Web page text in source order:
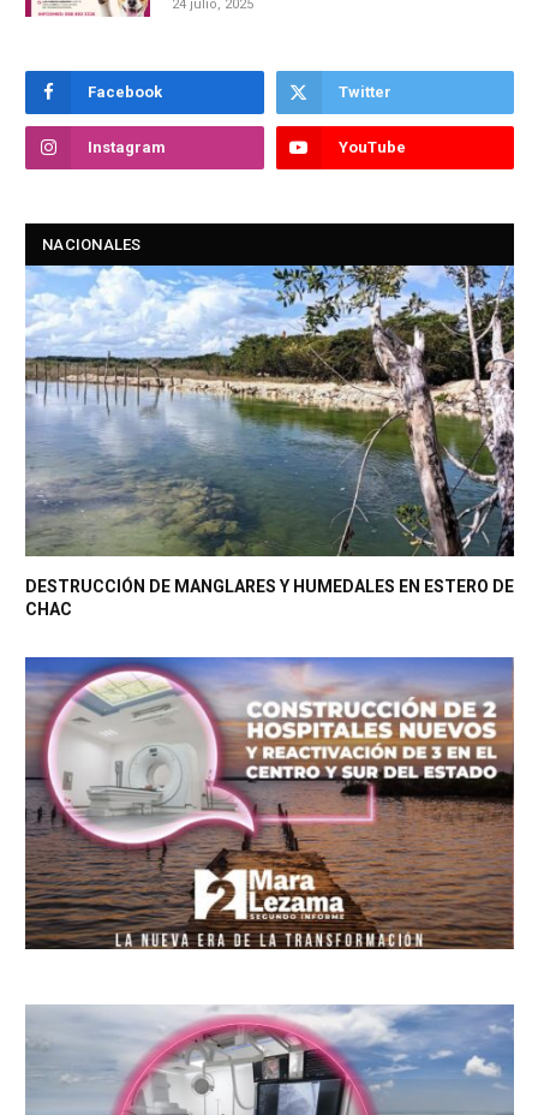
24 julio, 2025
Facebook Twitter
Instagram YouTube
NACIONALES
DESTRUCCIÓN DE MANGLARES Y HUMEDALES EN ESTERO DE
CHAC